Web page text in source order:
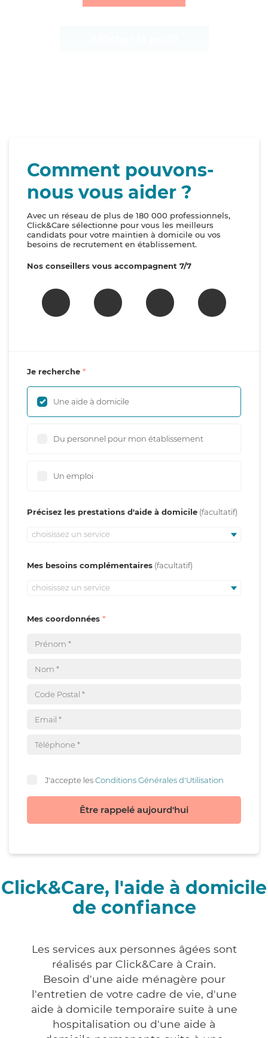
Comment pouvons-
nous vous aider ?
Avec un réseau de plus de 180 000 professionnels,
Click&Care sélectionne pour vous les meilleurs
candidats pour votre maintien à domicile ou vos
besoins de recrutement en établissement.
Nos conseillers vous accompagnent 7/7
Je recherche
Une aide à domicile
Du personnel pour mon établissement
Un emploi
Précisez les prestations d'aide à domicile
choisissez un service
Mes besoins complémentaires
choisissez un service
Mes coordonnées
J'accepte lesConditions Générales d'Utilisation
Être rappelé aujourd'hui
Click&Care, l'aide à domicile
de confiance
Les services aux personnes âgées sont
réalisés par Click&Care à Crain.
Besoin d'une aide ménagère pour
l'entretien de votre cadre de vie, d'une
aide à domicile temporaire suite à une
hospitalisation ou d'une aide à